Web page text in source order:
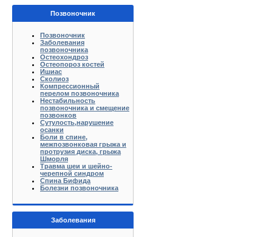
Позвоночник
Позвоночник
Заболевания
позвоночника
Остеохондроз
Остеопороз костей
Ишиас
Сколиоз
Компрессионный
перелом позвоночника
Нестабильность
позвоночника и смещение
позвонков
Сутулость,нарушение
осанки
Боли в спине,
межпозвонковая грыжа и
протрузия диска, грыжа
Шморля
Травма шеи и шейно-
черепной синдром
Спина Бифида
Болезни позвоночника
Заболевания